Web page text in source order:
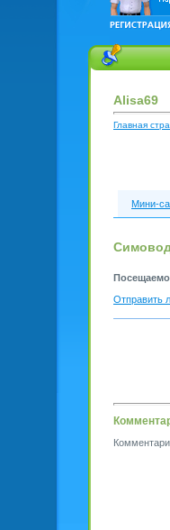
Alisa69
Главная
Мини-
Отправить